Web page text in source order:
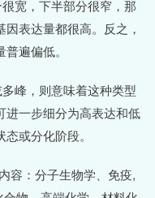
宽，下半部分很窄，那
表达量都很高。反之，
遍偏低。
峰，则意味着这种类型
一步细分为高表达和低
或分化阶段。
容：分子生物学、免疫,